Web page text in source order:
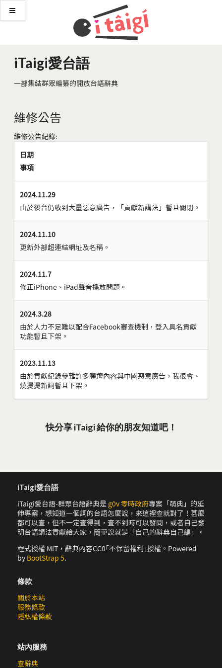
iTaigi愛台語
一部集結群眾編纂的開放台語辭典
維修公告
維修公告紀錄:
日期
事項
2024.11.29
由於後台仍收到大量惡意廣告，「貢獻新講法」暫且關閉。
2024.11.10
更新外部超連結網址及名稱。
2024.11.7
修正iPhone、iPad聲音播放問題。
2024.3.28
由於人力不足難以配合Facebook審查機制，登入具名貢獻
功能暫且下架。
2023.11.13
由於貢獻紀錄參雜許多腥羶內容與中國惡意廣告，我很會、
燒燙燙新詞暫且下架。
快分享 iTaigi 給你的朋友知道吧！
iTaigi愛台語
iTaigi愛台語-群眾台語辭典是 g0v 零時政府專案「萌典」的延
伸專案，想知道一個詞的台語怎麼說，來這裡查就對了！甚麼
都可以查，但不一定查得到，查不到時可以發問，或者自己發
明台語講法貢獻給大家，簡單說就是「自己的辭典自己編」。
程式授權 MIT，辭典內容CC0｢不保留權利｣授權。Powered
by BootStrap 5.
條款
關於本站
服務條款
隱私權條款
站內服務
查辭典